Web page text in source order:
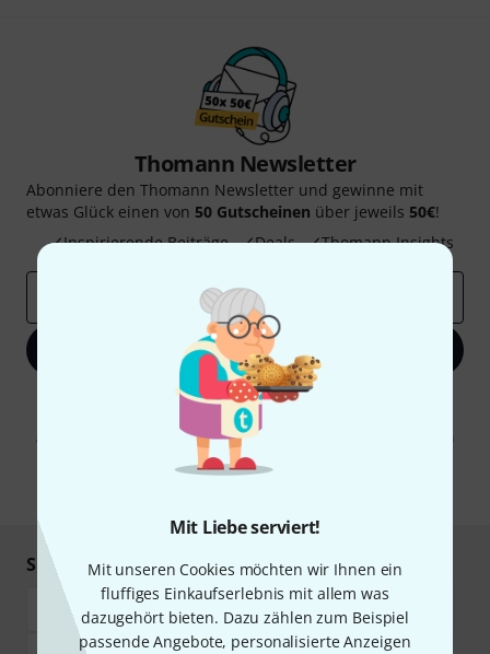
Mit Liebe serviert!
Mit unseren Cookies möchten wir Ihnen ein
fluffiges Einkaufserlebnis mit allem was
dazugehört bieten. Dazu zählen zum Beispiel
passende Angebote, personalisierte Anzeigen
Thomann Newsletter
Abonniere den Thomann Newsletter und gewinne mit
etwas Glück einen von 50 Gutscheinen über jeweils 50€!
Inspirierende Beiträge
Deals Thomann Insights
Jetzt anmelden
Mit Klick auf „Jetzt anmelden“ stimmen Sie dem Erhalt von E-Mail-
Werbung und einer Messung des E-Mail-Nutzungsverhaltens zu. Die
Abmeldung ist jederzeit möglich. Weitere Informationen finden Sie in
unseren Datenschutzhinweisen
Sicher einkaufen & bezahlen